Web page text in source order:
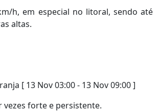
h, em especial no litoral, sendo até
altas.
[ 13 Nov 03:00 - 13 Nov 09:00 ]
vezes forte e persistente.